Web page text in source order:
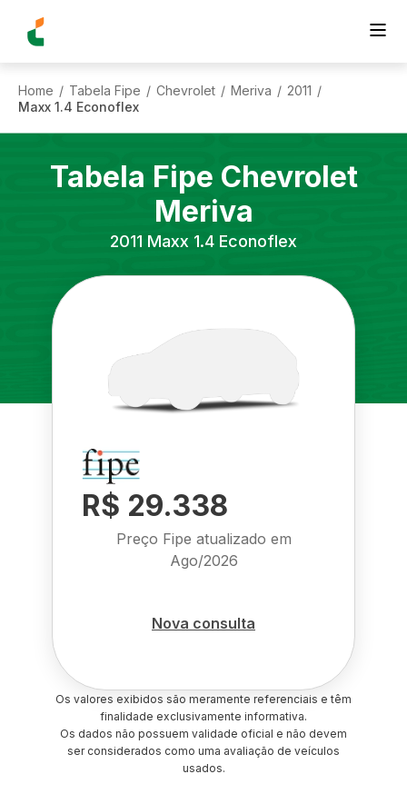
Home / Tabela Fipe / Chevrolet / Meriva / 2011 /
Maxx 1.4 Econoflex
Tabela Fipe Chevrolet
Meriva
2011 Maxx 1.4 Econoflex
R$ 29.338
Preço Fipe atualizado em
Ago/2026
Nova consulta
Os valores exibidos são meramente referenciais e têm
finalidade exclusivamente informativa.
Os dados não possuem validade oficial e não devem
ser considerados como uma avaliação de veículos
usados.